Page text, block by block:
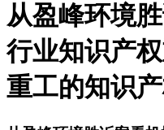
从盈峰环境
行业知识产
重工的知识